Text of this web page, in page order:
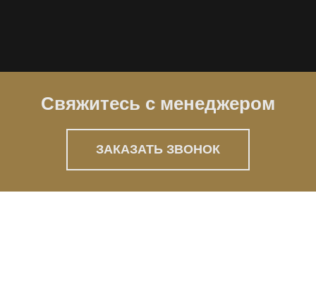
Свяжитесь с менеджером
ЗАКАЗАТЬ ЗВОНОК